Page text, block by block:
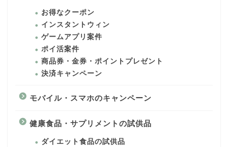
お得なクーポン
インスタントウィン
ゲームアプリ案件
ポイ活案件
商品券・金券・ポイントプレゼント
決済キャンペーン
モバイル・スマホのキャンペーン
健康食品・サプリメントの試供品
ダイエット食品の試供品